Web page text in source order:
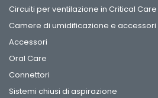
Circuiti per ventilazione in Critical Care
Camere di umidificazione e accessori
Accessori
Oral Care
Connettori
Sistemi chiusi di aspirazione